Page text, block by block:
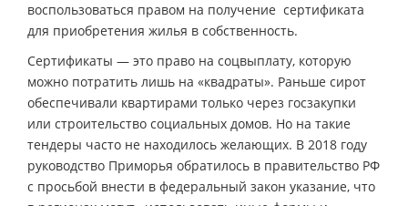
воспользоваться правом на получение сертификата
для приобретения жилья в собственность.
Сертификаты — это право на соцвыплату, которую
можно потратить лишь на «квадраты». Раньше сирот
обеспечивали квартирами только через госзакупки
или строительство социальных домов. Но на такие
тендеры часто не находилось желающих. В 2018 году
руководство Приморья обратилось в правительство РФ
с просьбой внести в федеральный закон указание, что